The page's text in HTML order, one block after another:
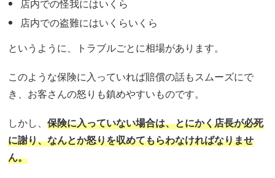
店内での怪我にはいくら
店内での盗難にはいくらいくら
というように、トラブルごとに相場があります。
このような保険に入っていれば賠償の話もスムーズにで
き、お客さんの怒りも鎮めやすいものです。
しかし、保険に入っていない場合は、とにかく店長が必死
に謝り、なんとか怒りを収めてもらわなければなりませ
ん。